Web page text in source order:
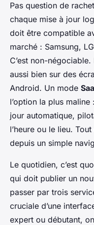
Pas question de
chaque mise à jour
doit être compatible
marché : Samsung,
C’est non-
aussi bien sur des
Android. Un mode
l’option la plus
jour automatique,
l’heure ou le lieu.
depuis un simple
Le quotidien, c’est
qui doit publier un
passer par trois
cruciale d’une
expert ou débutant,